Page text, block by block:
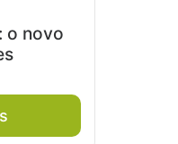
o novo